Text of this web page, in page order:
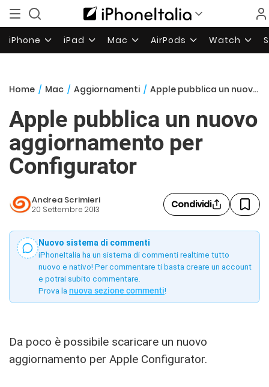
iPhone iPad Mac AirPods Watch
Home / Mac / Aggiornamenti / Apple pubblica un nuovo aggiornamento per Configurator
Apple pubblica un nuovo
aggiornamento per
Configurator
Andrea Scrimieri
20 Settembre 2013 Condividi
Nuovo sistema di commenti
iPhoneItalia ha un sistema di commenti realtime tutto
nuovo e nativo! Per commentare ti basta creare un account
e potrai subito commentare.
Prova la nuova sezione commenti!
Da poco è possibile scaricare un nuovo
aggiornamento per Apple Configurator.